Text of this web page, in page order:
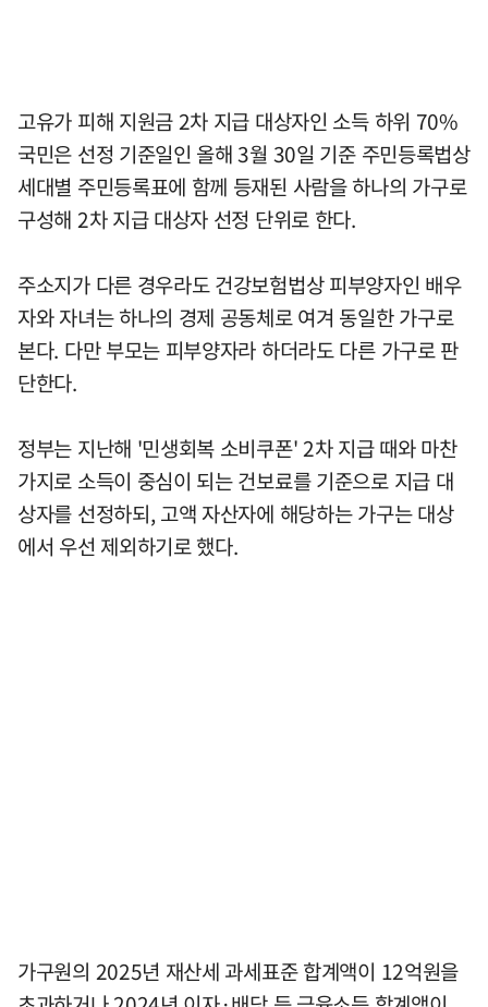
고유가 피해 지원금 2차 지급 대상자인 소득 하위 70%
국민은 선정 기준일인 올해 3월 30일 기준 주민등록법상
세대별 주민등록표에 함께 등재된 사람을 하나의 가구로
구성해 2차 지급 대상자 선정 단위로 한다.
주소지가 다른 경우라도 건강보험법상 피부양자인 배우
자와 자녀는 하나의 경제 공동체로 여겨 동일한 가구로
본다. 다만 부모는 피부양자라 하더라도 다른 가구로 판
단한다.
정부는 지난해 '민생회복 소비쿠폰' 2차 지급 때와 마찬
가지로 소득이 중심이 되는 건보료를 기준으로 지급 대
상자를 선정하되, 고액 자산자에 해당하는 가구는 대상
에서 우선 제외하기로 했다.
가구원의 2025년 재산세 과세표준 합계액이 12억원을